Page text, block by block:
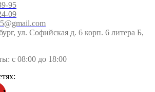
95
09
ул. Софийская д. 6 корп. 6 литера Б,
с 08:00 до 18:00